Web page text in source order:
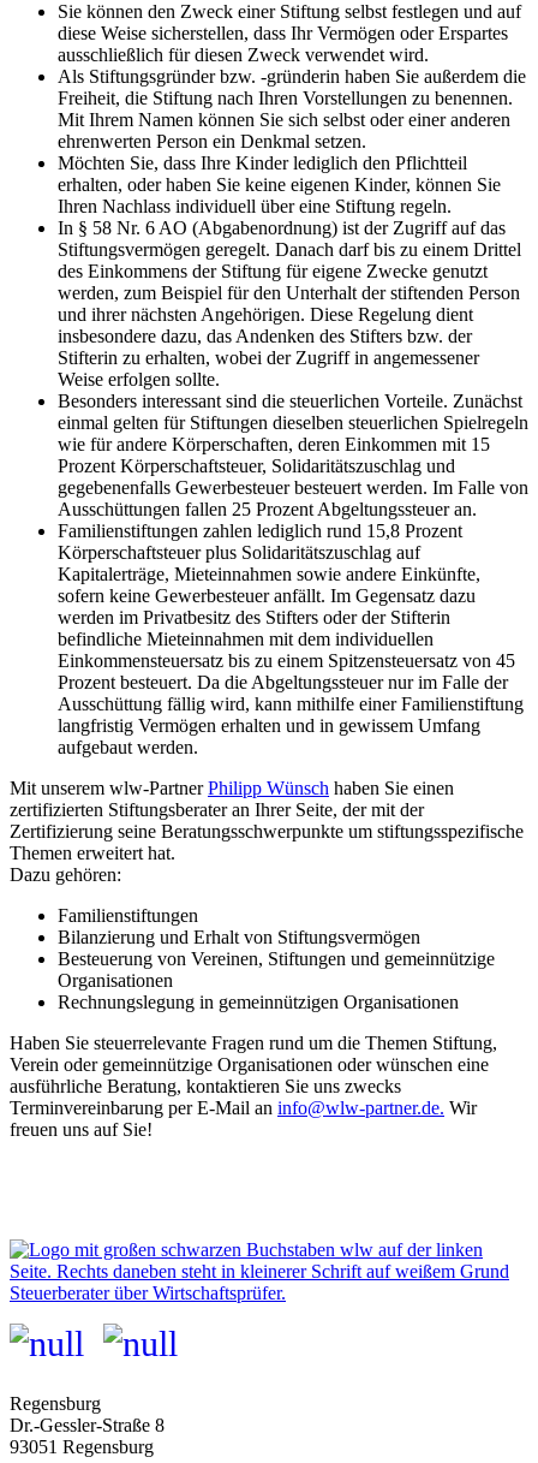
Sie können den Zweck einer Stiftung selbst festlegen und auf
diese Weise sicherstellen, dass Ihr Vermögen oder Erspartes
ausschließlich für diesen Zweck verwendet wird.
Als Stiftungsgründer bzw. -gründerin haben Sie außerdem die
Freiheit, die Stiftung nach Ihren Vorstellungen zu benennen.
Mit Ihrem Namen können Sie sich selbst oder einer anderen
ehrenwerten Person ein Denkmal setzen.
Möchten Sie, dass Ihre Kinder lediglich den Pflichtteil
erhalten, oder haben Sie keine eigenen Kinder, können Sie
Ihren Nachlass individuell über eine Stiftung regeln.
In § 58 Nr. 6 AO (Abgabenordnung) ist der Zugriff auf das
Stiftungsvermögen geregelt. Danach darf bis zu einem Drittel
des Einkommens der Stiftung für eigene Zwecke genutzt
werden, zum Beispiel für den Unterhalt der stiftenden Person
und ihrer nächsten Angehörigen. Diese Regelung dient
insbesondere dazu, das Andenken des Stifters bzw. der
Stifterin zu erhalten, wobei der Zugriff in angemessener
Weise erfolgen sollte.
Besonders interessant sind die steuerlichen Vorteile. Zunächst
einmal gelten für Stiftungen dieselben steuerlichen Spielregeln
wie für andere Körperschaften, deren Einkommen mit 15
Prozent Körperschaftsteuer, Solidaritätszuschlag und
gegebenenfalls Gewerbesteuer besteuert werden. Im Falle von
Ausschüttungen fallen 25 Prozent Abgeltungssteuer an.
Familienstiftungen zahlen lediglich rund 15,8 Prozent
Körperschaftsteuer plus Solidaritätszuschlag auf
Kapitalerträge, Mieteinnahmen sowie andere Einkünfte,
sofern keine Gewerbesteuer anfällt. Im Gegensatz dazu
werden im Privatbesitz des Stifters oder der Stifterin
befindliche Mieteinnahmen mit dem individuellen
Einkommensteuersatz bis zu einem Spitzensteuersatz von 45
Prozent besteuert. Da die Abgeltungssteuer nur im Falle der
Ausschüttung fällig wird, kann mithilfe einer Familienstiftung
langfristig Vermögen erhalten und in gewissem Umfang
aufgebaut werden.
Mit unserem wlw-PartnerPhilipp Wünsch haben Sie einen
zertifizierten Stiftungsberater an Ihrer Seite, der mit der
Zertifizierung seine Beratungsschwerpunkte um stiftungsspezifische
Themen erweitert hat.
Dazu gehören:
Familienstiftungen
Bilanzierung und Erhalt von Stiftungsvermögen
Besteuerung von Vereinen, Stiftungen und gemeinnützige
Organisationen
Rechnungslegung in gemeinnützigen Organisationen
Haben Sie steuerrelevante Fragen rund um die Themen Stiftung,
Verein oder gemeinnützige Organisationen oder wünschen eine
ausführliche Beratung, kontaktieren Sie uns zwecks
Terminvereinbarung per E-Mail an info@wlw-partner.de. Wir
freuen uns auf Sie!
Regensburg
Dr.-Gessler-Straße 8
93051 Regensburg